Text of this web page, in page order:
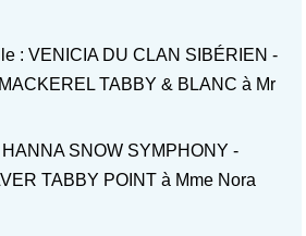
: VENICIA DU CLAN SIBÉRIEN -
TABBY & BLANC à Mr
SNOW SYMPHONY -
TABBY POINT à Mme Nora